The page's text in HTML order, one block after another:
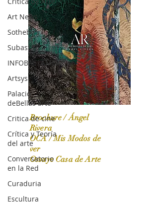
Art News
Sotheby's
Subasta
INFOBAE|AMERICA
Artsys
Palacio
deBellas arte
Critica de cine
Crítica y Teoría
del arte
Conversatorio
en la Red
Curaduria
Escultura
OCA|News 31 / Marzo-Abril / 2024
Brochure / Ángel
Rivera
OCA / Mis Modos de
ver
Ossaye Casa de Arte